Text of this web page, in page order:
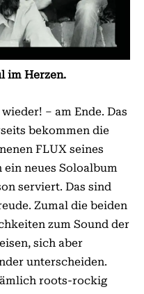
im Herzen.
– am Ende. Das
bekommen die
FLUX seines
ein neues Soloalbum
serviert. Das sind
Zumal die beiden
zum Sound der
sich aber
unterscheiden.
roots-rockig